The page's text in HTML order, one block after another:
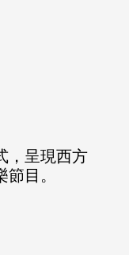
，呈現西方
目。